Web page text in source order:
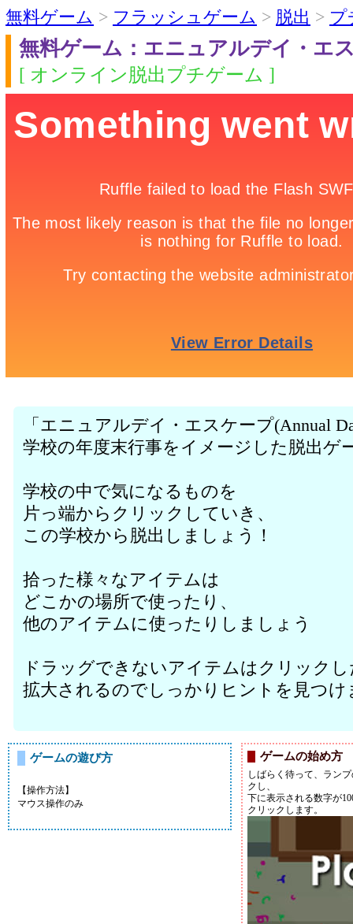
無料ゲーム > フラッシュゲーム > 脱出 > プ
無料ゲーム：エニュアルデイ・エ
[ オンライン脱出プチゲーム ]
「エニュアルデイ・エスケープ(Annual
学校の年度末行事をイメージした脱出ゲ
学校の中で気になるものを
片っ端からクリックしていき、
この学校から脱出しましょう！
拾った様々なアイテムは
どこかの場所で使ったり、
他のアイテムに使ったりしましょう
ドラッグできないアイテムはクリック
拡大されるのでしっかりヒントを見つけ
ゲームの遊び方
【操作方法】
マウス操作のみ
ゲームの始め方
しばらく待って、ラン
クし、
下に表示される数字が
クリックします。